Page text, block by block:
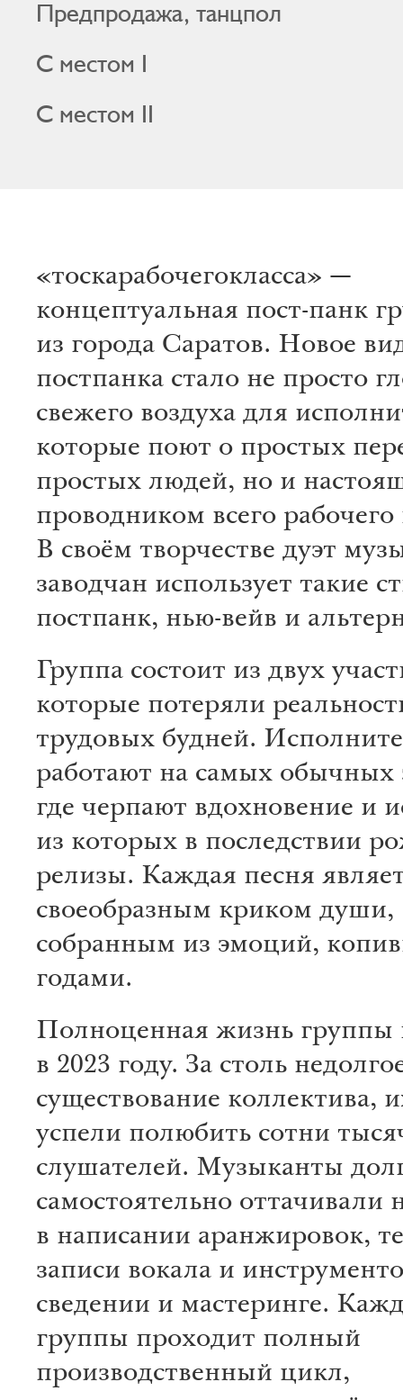
Предпродажа, танцпол
С местом I
С местом II
«тоскарабочегокласса» —
концептуальная пост-панк
из города Саратов. Новое
постпанка стало не просто
свежего воздуха для
которые поют о простых
простых людей, но и
проводником всего рабочего
В своём творчестве дуэт
заводчан использует такие
постпанк, нью-вейв и
Группа состоит из двух
которые потеряли
трудовых будней.
работают на самых обычных
где черпают вдохновение и
из которых в последствии
релизы. Каждая песня
своеобразным криком души,
собранным из эмоций,
годами.
Полноценная жизнь группы
в 2023 году. За столь
существование коллектива,
успели полюбить сотни
слушателей. Музыканты
самостоятельно оттачивали
в написании аранжировок,
записи вокала и
сведении и мастеринге.
группы проходит полный
производственный цикл,